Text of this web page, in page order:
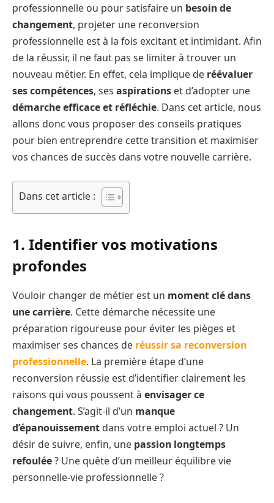
professionnelle ou pour satisfaire un besoin de
changement, projeter une reconversion
professionnelle est à la fois excitant et intimidant. Afin
de la réussir, il ne faut pas se limiter à trouver un
nouveau métier. En effet, cela implique de réévaluer
ses compétences, ses aspirations et d’adopter une
démarche efficace et réfléchie. Dans cet article, nous
allons donc vous proposer des conseils pratiques
pour bien entreprendre cette transition et maximiser
vos chances de succès dans votre nouvelle carrière.
Dans cet article :
1. Identifier vos motivations
profondes
Vouloir changer de métier est un moment clé dans
une carrière. Cette démarche nécessite une
préparation rigoureuse pour éviter les pièges et
maximiser ses chances de réussir sa reconversion
professionnelle. La première étape d’une
reconversion réussie est d’identifier clairement les
raisons qui vous poussent à envisager ce
changement. S’agit-il d’un manque
d’épanouissement dans votre emploi actuel ? Un
désir de suivre, enfin, une passion longtemps
refoulée? Une quête d’un meilleur équilibre vie
personnelle-vie professionnelle ?